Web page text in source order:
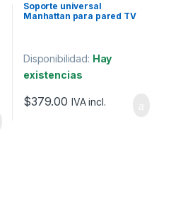
Soporte universal
Manhattan para pared TV
Disponibilidad: Hay
existencias
$379.00 IVA incl.